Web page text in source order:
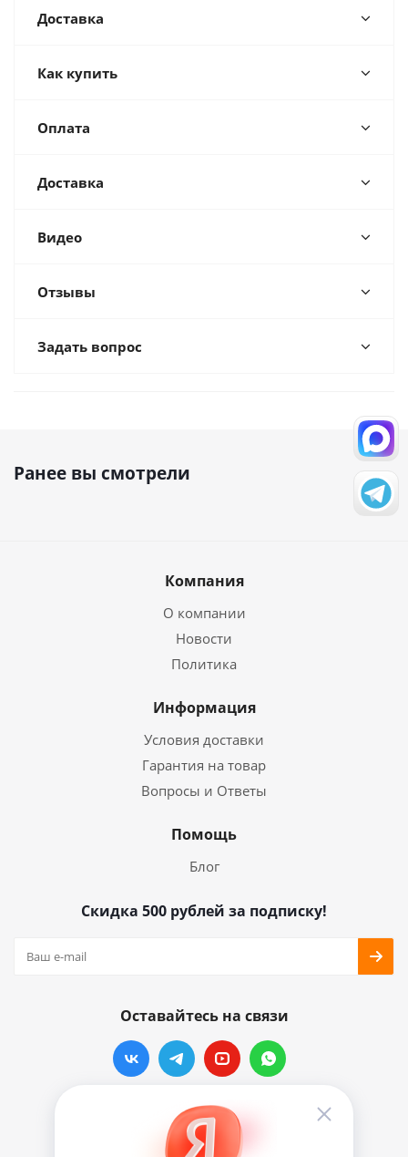
Доставка
Как купить
Оплата
Доставка
Видео
Отзывы
Задать вопрос
Ранее вы смотрели
Компания
О компании
Новости
Политика
Информация
Условия доставки
Гарантия на товар
Вопросы и Ответы
Помощь
Блог
Скидка 500 рублей за подписку!
Оставайтесь на связи
Наши контакты
info@vinylmarkt.ru